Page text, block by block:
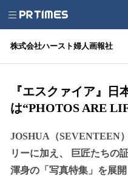
株式会社ハースト婦人画報社
『エスクァイア』
は“PHOTOS ARE
JOSHUA（SEVENTEEN
リーに加え、 巨匠たちの
渾身の「写真特集」を展開